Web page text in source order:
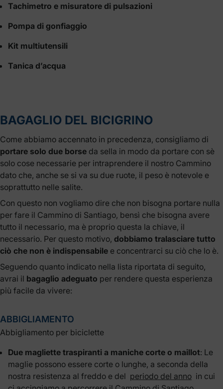
Tachimetro e misuratore di pulsazioni
Pompa di gonfiaggio
Kit multiutensili
Tanica d’acqua
BAGAGLIO DEL BICIGRINO
Come abbiamo accennato in precedenza, consigliamo di
portare solo due borse da sella in modo da portare con sè
solo cose necessarie per intraprendere il nostro Cammino
dato che, anche se si va su due ruote, il peso è notevole e
soprattutto nelle salite.
Con questo non vogliamo dire che non bisogna portare nulla
per fare il Cammino di Santiago, bensì che bisogna avere
tutto il necessario, ma è proprio questa la chiave, il
necessario. Per questo motivo, dobbiamo tralasciare tutto
ciò che non è indispensabile e concentrarci su ciò che lo è.
Seguendo quanto indicato nella lista riportata di seguito,
avrai il bagaglio adeguato per rendere questa esperienza
più facile da vivere:
ABBIGLIAMENTO
Abbigliamento per biciclette
Due magliette traspiranti a maniche corte o maillot: Le
maglie possono essere corte o lunghe, a seconda della
nostra resistenza al freddo e del periodo del anno in cui